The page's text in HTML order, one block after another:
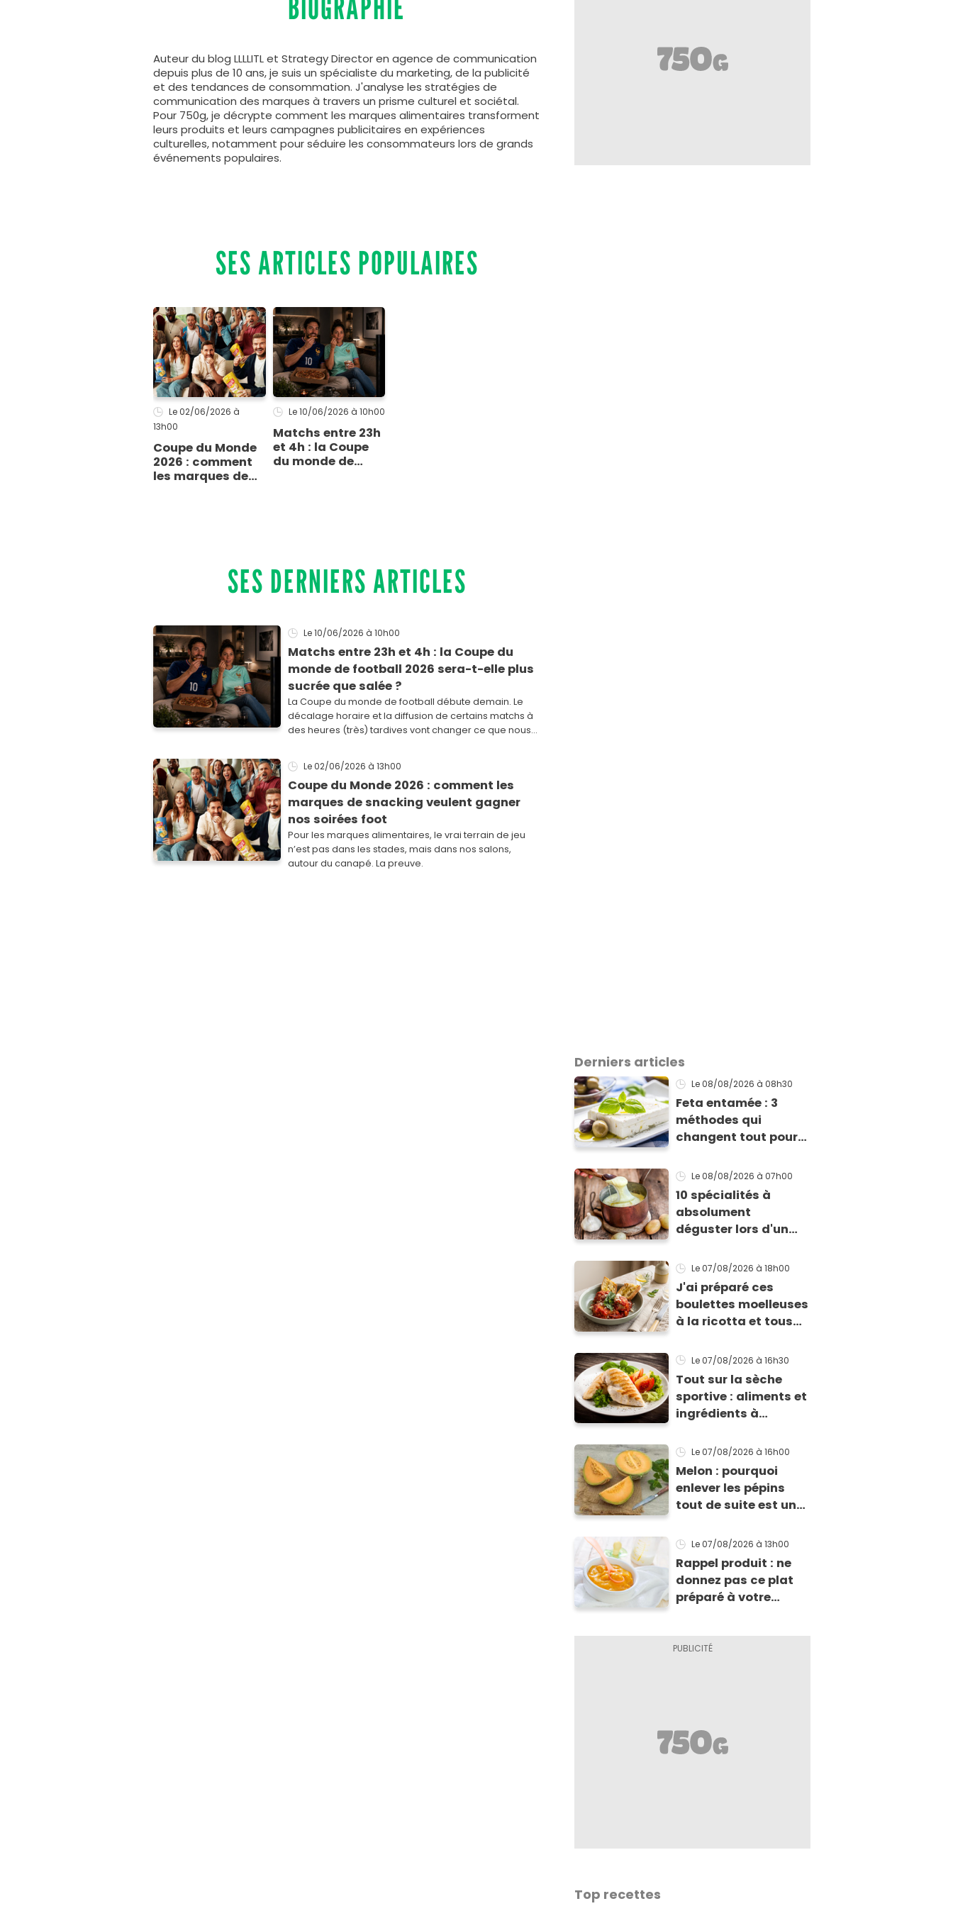
Auteur du blog LLLLITL et Strategy Director en agence de communication
depuis plus de 10 ans, je suis un spécialiste du marketing, de la publicité
et des tendances de consommation. J'analyse les stratégies de
communication des marques à travers un prisme culturel et sociétal.
Pour 750g, je décrypte comment les marques alimentaires transforment
leurs produits et leurs campagnes publicitaires en expériences
culturelles, notamment pour séduire les consommateurs lors de grands
événements populaires.
SES ARTICLES POPULAIRES
Le 02/06/2026 à
13h00
Coupe du Monde
2026 : comment
les marques de
Le 10/06/2026 à 10h00
Matchs entre 23h
et 4h : la Coupe
du monde de
SES DERNIERS ARTICLES
Le 10/06/2026 à 10h00
Matchs entre 23h et 4h : la Coupe du
monde de football 2026 sera-t-elle plus
sucrée que salée ?
La Coupe du monde de football débute demain. Le
décalage horaire et la diffusion de certains matchs à
des heures (très) tardives vont changer ce que nous
Le 02/06/2026 à 13h00
Coupe du Monde 2026 : comment les
marques de snacking veulent gagner
nos soirées foot
Pour les marques alimentaires, le vrai terrain de jeu
n’est pas dans les stades, mais dans nos salons,
autour du canapé. La preuve.
Derniers articles
Le 08/08/2026 à 08h30
Feta entamée : 3
méthodes qui
changent tout pour
mieux et qu’elle ne
devienne pas sèche !
Le 08/08/2026 à 07h00
10 spécialités à
absolument
déguster lors d'un
Le 07/08/2026 à 18h00
J'ai préparé ces
boulettes moelleuses
à la ricotta et tous
supplié d'avoir la
recette !
Le 07/08/2026 à 16h30
Tout sur la sèche
sportive : aliments et
ingrédients à
sèche efficace
Le 07/08/2026 à 16h00
Melon : pourquoi
enlever les pépins
tout de suite est une
Le 07/08/2026 à 13h00
Rappel produit : ne
donnez pas ce plat
préparé à votre
Top recettes